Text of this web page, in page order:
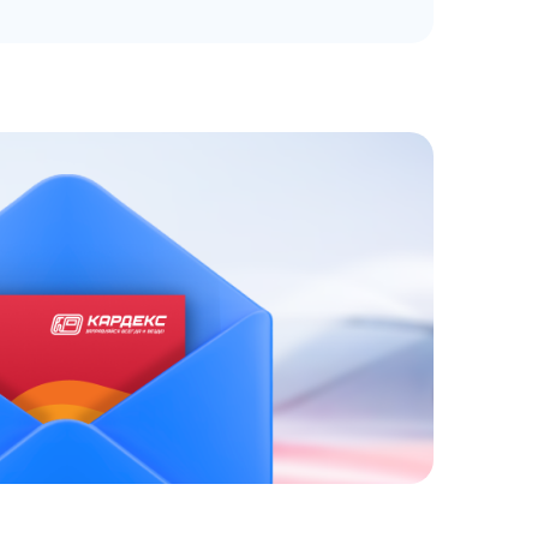
ЗАКАЗАТЬ
ЗВОНОК
18:00 по МСК